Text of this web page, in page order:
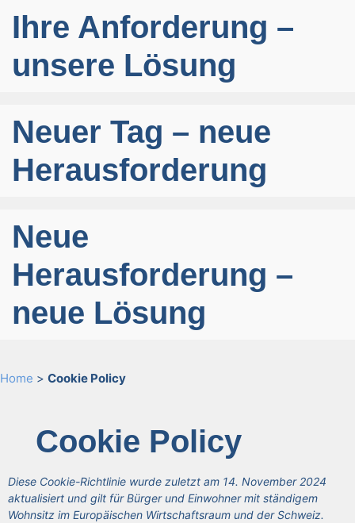
Ihre Anforderung –
unsere Lösung
Neuer Tag – neue
Herausforderung
Neue
Herausforderung –
neue Lösung
Home > Coo­kie Poli­cy
Coo­kie Poli­cy
Die­se Coo­kie-Richt­li­nie wur­de zuletzt am 14. Novem­ber 2024
aktua­li­siert und gilt für Bür­ger und Ein­woh­ner mit stän­di­gem
Wohn­sitz im Euro­päi­schen Wirt­schafts­raum und der Schweiz.